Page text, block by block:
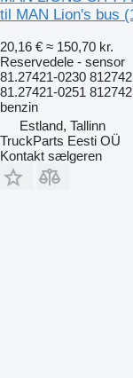
til MAN Lion's bus
20,16 € ≈ 150,70 kr.
Reservedele - sensor
81.27421-0230
81.27421-0251
benzin
Estland, Tallinn
TruckParts Eesti OÜ
Kontakt sælgeren